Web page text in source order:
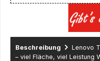
Beschreibung
Lenovo
– viel Fläche, viel Leistung